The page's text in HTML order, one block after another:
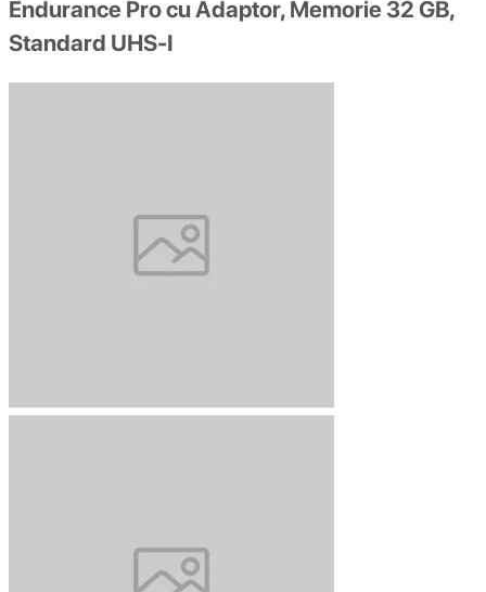
Endurance Pro cu Adaptor, Memorie 32 GB,
Standard UHS-I